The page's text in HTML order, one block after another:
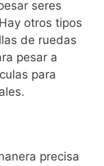
seres
Hay otros tipos
de ruedas
pesar a
para
precisa